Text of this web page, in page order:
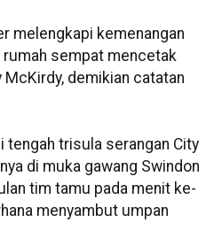
melengkapi kemenangan
sempat mencetak
demikian catatan
tengah trisula serangan City
di muka gawang Swindon
tim tamu pada menit ke-
menyambut umpan